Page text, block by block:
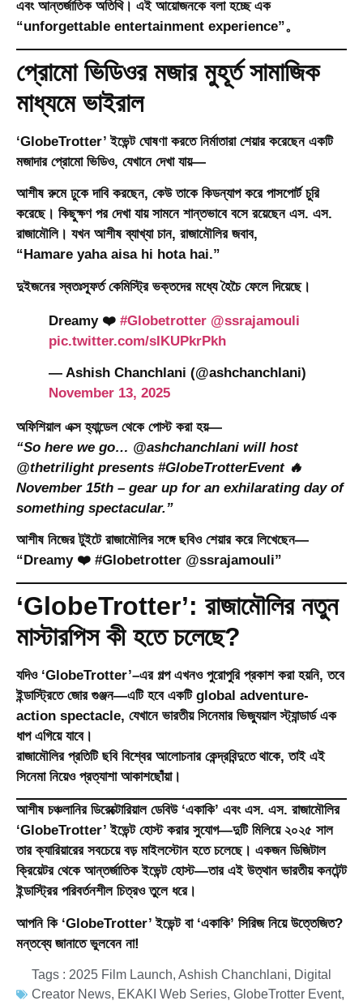
এবং আন্তর্জাতিক অতিথি। এই আয়োজনকে বলা হচ্ছে এক
“unforgettable entertainment experience”。
প্রোমো ভিডিওর মজার মুহূর্ত সামাজিক
মাধ্যমে ভাইরাল
‘GlobeTrotter’ ইভেন্ট ঘোষণা করতে নির্মাতারা শেয়ার করেছেন একটি
মজাদার প্রোমো ভিডিও, যেখানে দেখা যায়—
আশীষ রুমে ঢুকে দাবি করছেন, কেউ তাকে কিডন্যাপ করে পাসপোর্ট চুরি
করেছে। কিছুক্ষণ পর দেখা যায় সামনে শান্তভাবে বসে রয়েছেন এস. এস.
রাজামৌলি। যখন আশীষ ব্যাখ্যা চান, রাজামৌলির জবাব,
“Hamare yaha aisa hi hota hai.”
দুইজনের স্বতঃস্ফূর্ত কেমিস্ট্রি ভক্তদের মধ্যে হৈচৈ ফেলে দিয়েছে।
Dreamy ❤️ #Globetrotter @ssrajamouli
pic.twitter.com/sIKUPkrPkh
— Ashish Chanchlani (@ashchanchlani)
November 13, 2025
অফিশিয়াল এক্স হ্যান্ডেল থেকে পোস্ট করা হয়—
“So here we go… @ashchanchlani will host
@thetrilight presents #GlobeTrotterEvent 🔥
November 15th – gear up for an exhilarating day of
something spectacular.”
আশীষ নিজের টুইটে রাজামৌলির সঙ্গে ছবিও শেয়ার করে লিখেছেন—
“Dreamy ❤️ #Globetrotter @ssrajamouli”
‘GlobeTrotter’: রাজামৌলির নতুন
মাস্টারপিস কী হতে চলেছে?
যদিও ‘GlobeTrotter’–এর গল্প এখনও পুরোপুরি প্রকাশ করা হয়নি, তবে
ইন্ডাস্ট্রিতে জোর গুঞ্জন—এটি হবে একটি global adventure-
action spectacle, যেখানে ভারতীয় সিনেমার ভিজ্যুয়াল স্ট্যান্ডার্ড এক
ধাপ এগিয়ে যাবে।
রাজামৌলির প্রতিটি ছবি বিশ্বের আলোচনার কেন্দ্রবিন্দুতে থাকে, তাই এই
সিনেমা নিয়েও প্রত্যাশা আকাশছোঁয়া।
আশীষ চঞ্চলানির ডিরেক্টোরিয়াল ডেবিউ ‘একাকি’ এবং এস. এস. রাজামৌলির
‘GlobeTrotter’ ইভেন্ট হোস্ট করার সুযোগ—দুটি মিলিয়ে ২০২৫ সাল
তার ক্যারিয়ারের সবচেয়ে বড় মাইলস্টোন হতে চলেছে। একজন ডিজিটাল
ক্রিয়েটর থেকে আন্তর্জাতিক ইভেন্ট হোস্ট—তার এই উত্থান ভারতীয় কনটেন্ট
ইন্ডাস্ট্রির পরিবর্তনশীল চিত্রও তুলে ধরে।
আপনি কি ‘GlobeTrotter’ ইভেন্ট বা ‘একাকি’ সিরিজ নিয়ে উত্তেজিত?
মন্তব্যে জানাতে ভুলবেন না!
Tags : 2025 Film Launch, Ashish Chanchlani, Digital
Creator News, EKAKI Web Series, GlobeTrotter Event,